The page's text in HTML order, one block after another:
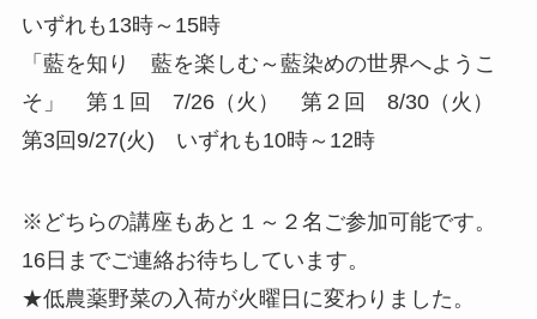
いずれも13時～15時
「藍を知り 藍を楽しむ～藍染めの世界へようこ
そ」 第１回 7/26（火） 第２回 8/30（火）
第3回9/27(火) いずれも10時～12時
※どちらの講座もあと１～２名ご参加可能です。
16日までご連絡お待ちしています。
★低農薬野菜の入荷が火曜日に変わりました。